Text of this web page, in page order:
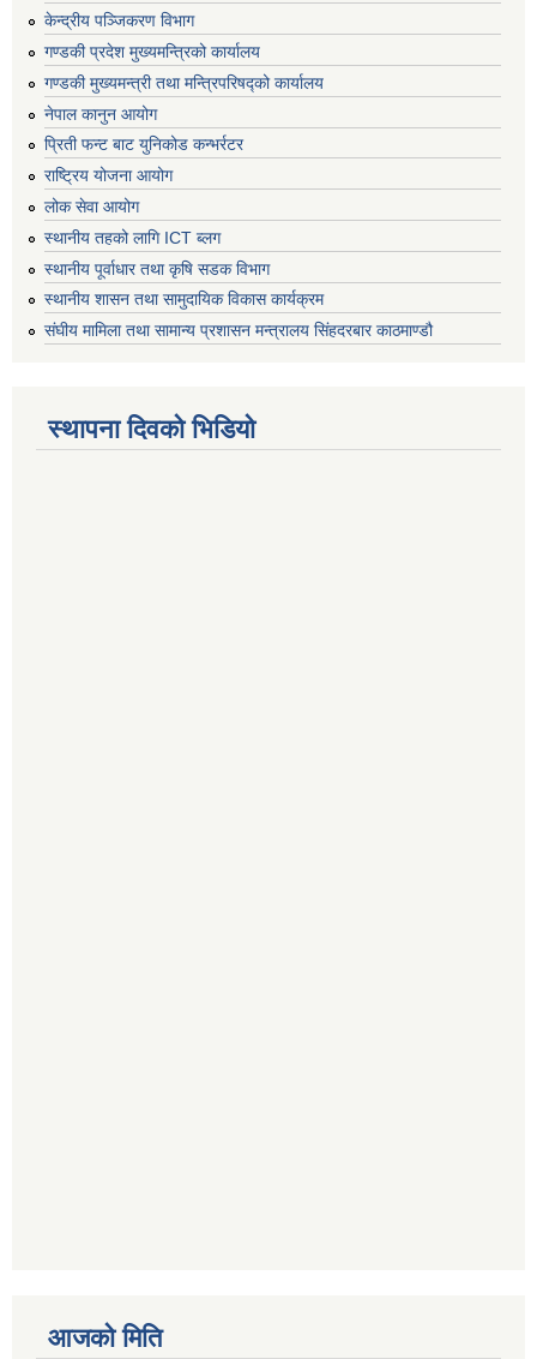
केन्द्रीय पञ्जिकरण विभाग
गण्डकी प्रदेश मुख्यमन्त्रिको कार्यालय
गण्डकी मुख्यमन्त्री तथा मन्त्रिपरिषद्को कार्यालय
नेपाल कानुन आयोग
प्रिती फन्ट बाट युनिकोड कन्भर्रटर
राष्ट्रिय योजना आयोग
लोक सेवा आयोग
स्थानीय तहको लागि ICT ब्लग
स्थानीय पूर्वाधार तथा कृषि सडक विभाग
स्थानीय शासन तथा सामुदायिक विकास कार्यक्रम
संघीय मामिला तथा सामान्य प्रशासन मन्त्रालय सिंहदरबार काठमाण्डौ
स्थापना दिवको भिडियो
आजको मिति